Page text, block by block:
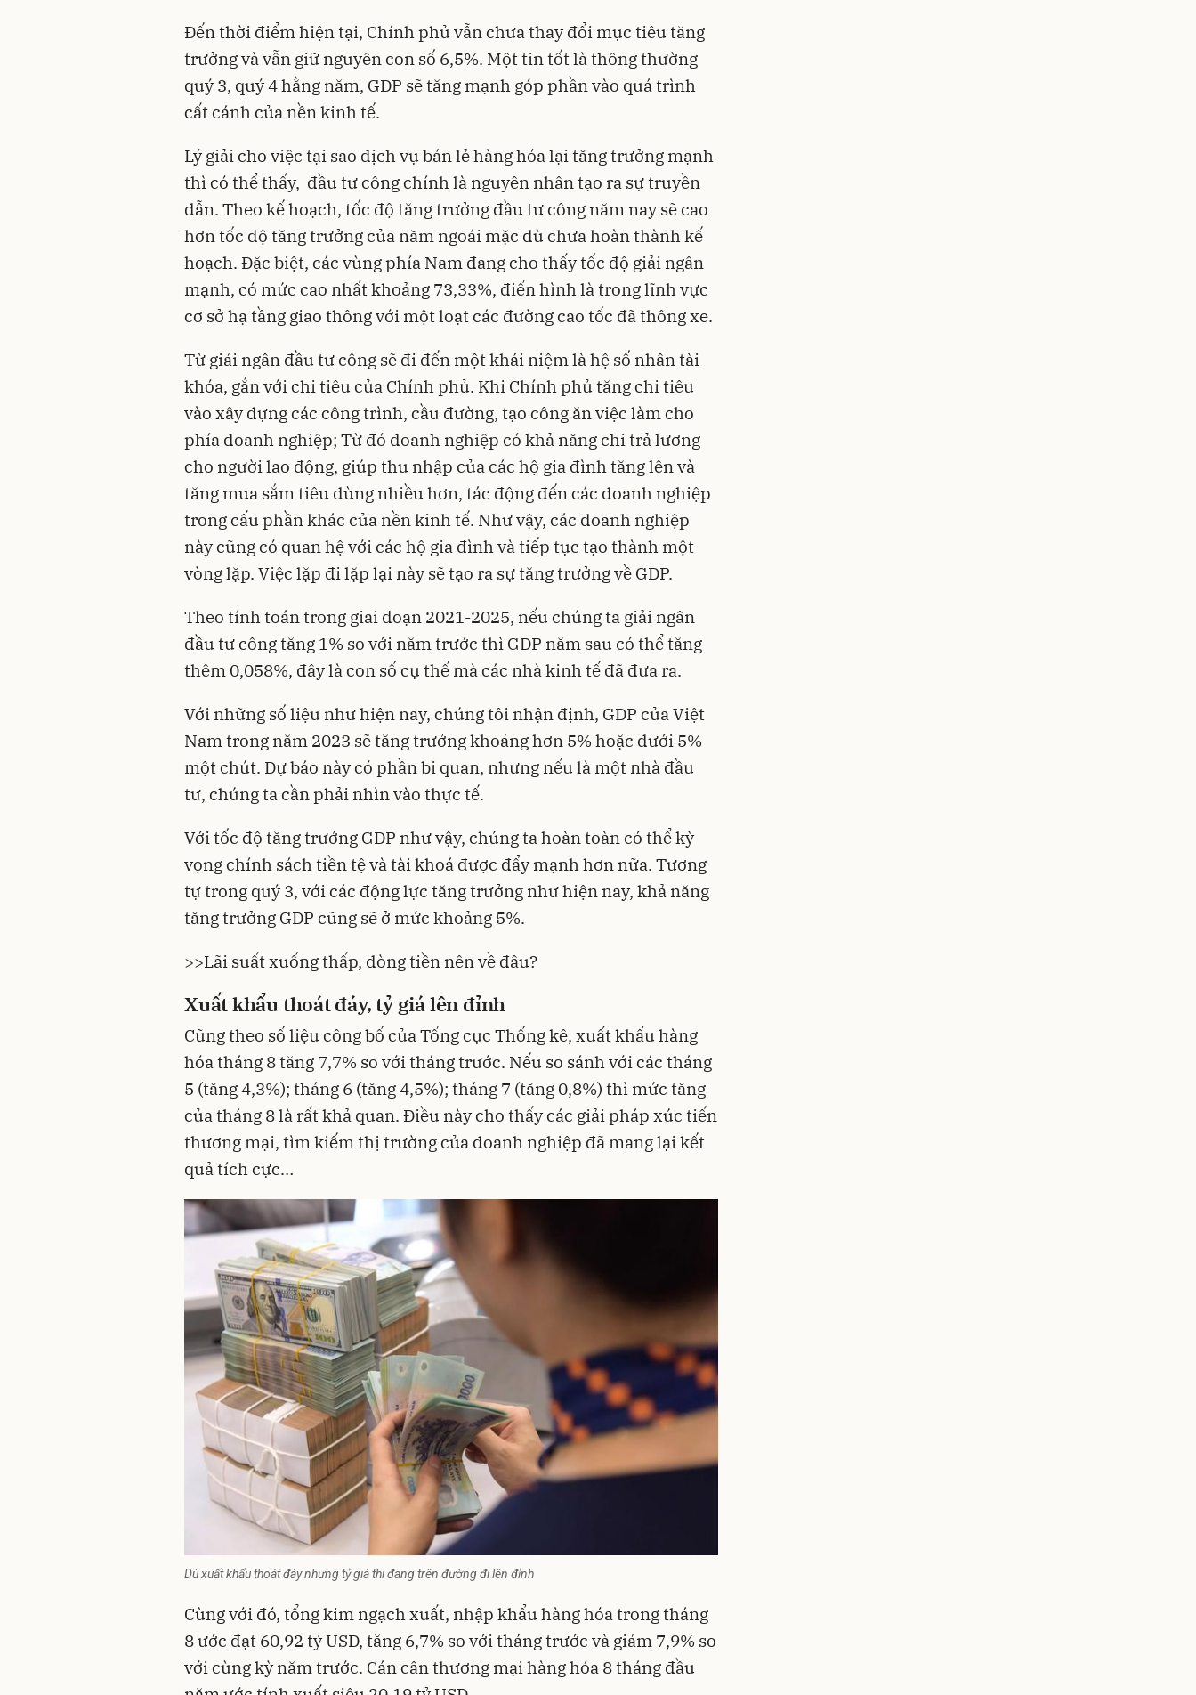
Đến thời điểm hiện tại, Chính phủ vẫn chưa thay đổi mục tiêu tăng
trưởng và vẫn giữ nguyên con số 6,5%. Một tin tốt là thông thường
quý 3, quý 4 hằng năm, GDP sẽ tăng mạnh góp phần vào quá trình
cất cánh của nền kinh tế.
Lý giải cho việc tại sao dịch vụ bán lẻ hàng hóa lại tăng trưởng mạnh
thì có thể thấy, đầu tư công chính là nguyên nhân tạo ra sự truyền
dẫn. Theo kế hoạch, tốc độ tăng trưởng đầu tư công năm nay sẽ cao
hơn tốc độ tăng trưởng của năm ngoái mặc dù chưa hoàn thành kế
hoạch. Đặc biệt, các vùng phía Nam đang cho thấy tốc độ giải ngân
mạnh, có mức cao nhất khoảng 73,33%, điển hình là trong lĩnh vực
cơ sở hạ tầng giao thông với một loạt các đường cao tốc đã thông xe.
Từ giải ngân đầu tư công sẽ đi đến một khái niệm là hệ số nhân tài
khóa, gắn với chi tiêu của Chính phủ. Khi Chính phủ tăng chi tiêu
vào xây dựng các công trình, cầu đường, tạo công ăn việc làm cho
phía doanh nghiệp; Từ đó doanh nghiệp có khả năng chi trả lương
cho người lao động, giúp thu nhập của các hộ gia đình tăng lên và
tăng mua sắm tiêu dùng nhiều hơn, tác động đến các doanh nghiệp
trong cấu phần khác của nền kinh tế. Như vậy, các doanh nghiệp
này cũng có quan hệ với các hộ gia đình và tiếp tục tạo thành một
vòng lặp. Việc lặp đi lặp lại này sẽ tạo ra sự tăng trưởng về GDP.
Theo tính toán trong giai đoạn 2021-2025, nếu chúng ta giải ngân
đầu tư công tăng 1% so với năm trước thì GDP năm sau có thể tăng
thêm 0,058%, đây là con số cụ thể mà các nhà kinh tế đã đưa ra.
Với những số liệu như hiện nay, chúng tôi nhận định, GDP của Việt
Nam trong năm 2023 sẽ tăng trưởng khoảng hơn 5% hoặc dưới 5%
một chút. Dự báo này có phần bi quan, nhưng nếu là một nhà đầu
tư, chúng ta cần phải nhìn vào thực tế.
Với tốc độ tăng trưởng GDP như vậy, chúng ta hoàn toàn có thể kỳ
vọng chính sách tiền tệ và tài khoá được đẩy mạnh hơn nữa. Tương
tự trong quý 3, với các động lực tăng trưởng như hiện nay, khả năng
tăng trưởng GDP cũng sẽ ở mức khoảng 5%.
>>Lãi suất xuống thấp, dòng tiền nên về đâu?
Xuất khẩu thoát đáy, tỷ giá lên đỉnh
Cũng theo số liệu công bố của Tổng cục Thống kê, xuất khẩu hàng
hóa tháng 8 tăng 7,7% so với tháng trước. Nếu so sánh với các tháng
5 (tăng 4,3%); tháng 6 (tăng 4,5%); tháng 7 (tăng 0,8%) thì mức tăng
của tháng 8 là rất khả quan. Điều này cho thấy các giải pháp xúc tiến
thương mại, tìm kiếm thị trường của doanh nghiệp đã mang lại kết
quả tích cực…
Dù xuất khẩu thoát đáy nhưng tỷ giá thì đang trên đường đi lên đỉnh
Cùng với đó, tổng kim ngạch xuất, nhập khẩu hàng hóa trong tháng
8 ước đạt 60,92 tỷ USD, tăng 6,7% so với tháng trước và giảm 7,9% so
với cùng kỳ năm trước. Cán cân thương mại hàng hóa 8 tháng đầu